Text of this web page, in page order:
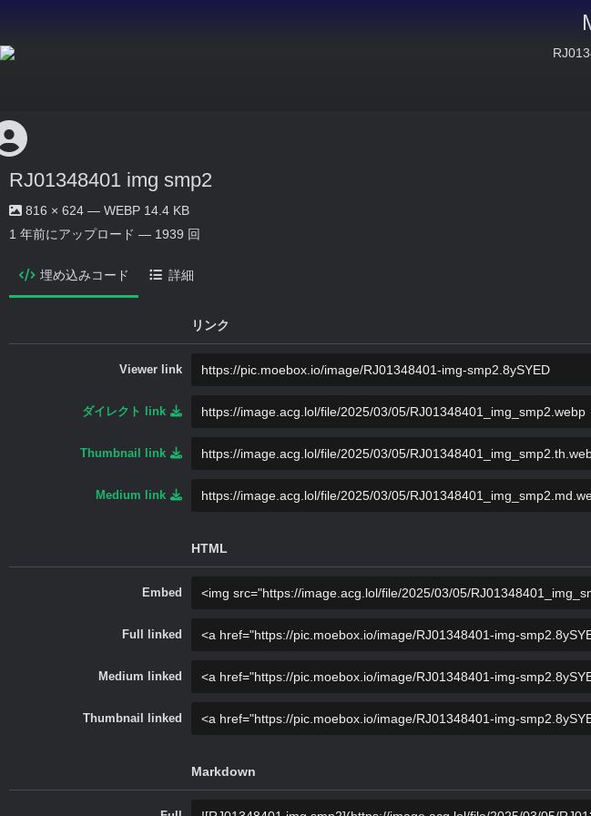
RJ01348401 img smp2
816 × 624 — WEBP 14.4 KB
1 年前にアップロード — 1939 回
埋め込みコード 詳細
リンク
Viewer link
ダイレクト link
Thumbnail link
Medium link
HTML
Embed
Full linked
Medium linked
Thumbnail linked
Markdown